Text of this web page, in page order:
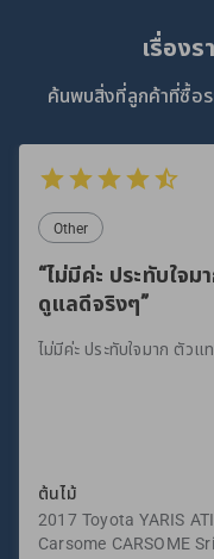
เรื่องร
ค้นพบสิ่งที่ลูกค้าที่ซื้อ
Other
“ไม่มีค่ะ ประทับใจ
ดูแลดีจริงๆ”
ไม่มีค่ะ ประทับใจมาก ตัว
ต้นไม้
2017 Toyota YARIS
Carsome CARSOME